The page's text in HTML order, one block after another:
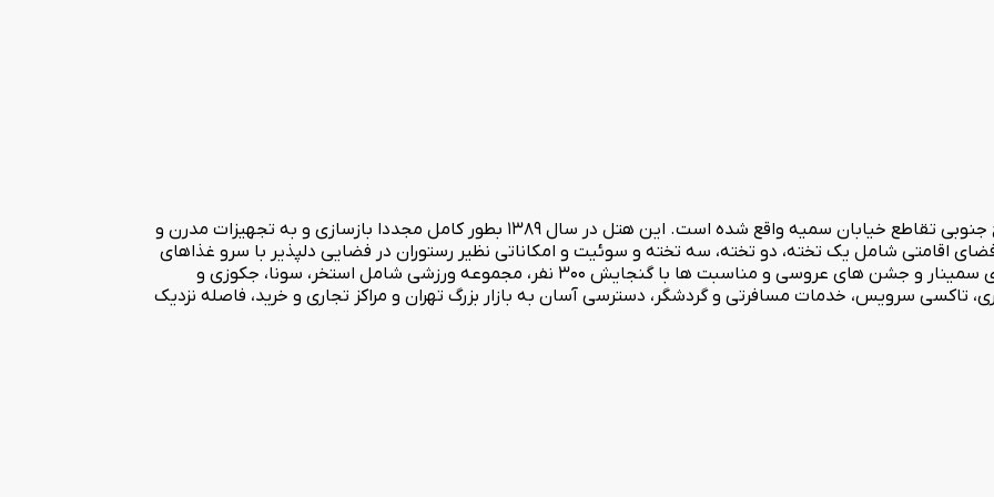
هتل سه ستاره مارلیک در سال 1342 در قلب پایتخت در خیابان مفتح جنوبی تقاطع خیابان سمیه واقع شده است. این هتل در سال 1389 بطور کامل مجددا بازسازی و به تجهیزات مدرن و
جدید مجهز شده است. هتل مارلیک با دارا بودن 84 باب فضای اقامتی شامل یک تخته، دو تخته، سه تخته و سوئیت و امکاناتی نظیر رستوران در فضایی دلپذیر با سرو غذاهای
ایرانی و فرنگی متنوع، کافی شاپ در لابی،سفره خانه سنتی، تالار برگزاری سمینار و جشن های عروسی و مناسبت ها با گنجایش 300 نفر، مجموعه ورزشی شامل استخر، سونا، جکوزی و
رایگان، لاندری، تاکسی سرویس، خدمات مسافرتی و گردشگر، دسترسی آسان به بازار بزرگ تهران و مراکز تجاری و خرید، فاصله نزدیک